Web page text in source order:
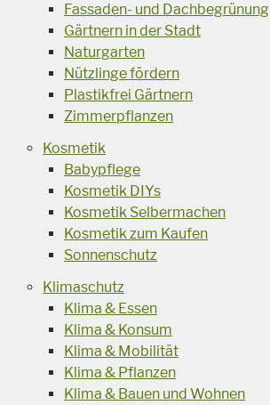
Fassaden- und Dachbegrünung
Gärtnern in der Stadt
Naturgarten
Nützlinge fördern
Plastikfrei Gärtnern
Zimmerpflanzen
Kosmetik
Babypflege
Kosmetik DIYs
Kosmetik Selbermachen
Kosmetik zum Kaufen
Sonnenschutz
Klimaschutz
Klima & Essen
Klima & Konsum
Klima & Mobilität
Klima & Pflanzen
Klima & Bauen und Wohnen